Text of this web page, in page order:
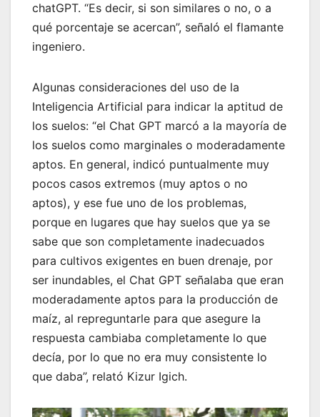
chatGPT. “Es decir, si son similares o no, o a
qué porcentaje se acercan”, señaló el flamante
ingeniero.
Algunas consideraciones del uso de la
Inteligencia Artificial para indicar la aptitud de
los suelos: “el Chat GPT marcó a la mayoría de
los suelos como marginales o moderadamente
aptos. En general, indicó puntualmente muy
pocos casos extremos (muy aptos o no
aptos), y ese fue uno de los problemas,
porque en lugares que hay suelos que ya se
sabe que son completamente inadecuados
para cultivos exigentes en buen drenaje, por
ser inundables, el Chat GPT señalaba que eran
moderadamente aptos para la producción de
maíz, al repreguntarle para que asegure la
respuesta cambiaba completamente lo que
decía, por lo que no era muy consistente lo
que daba”, relató Kizur Igich.